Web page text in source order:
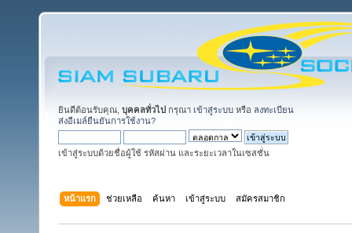
ยินดีต้อนรับคุณ, บุคคลทั่วไป กรุณา เข้าสู่ระบบ หรือ ลงทะเบียน
ส่งอีเมล์ยืนยันการใช้งาน?
เข้าสู่ระบบด้วยชื่อผู้ใช้ รหัสผ่าน และระยะเวลาในเซสชั่น
หน้าแรก ช่วยเหลือ ค้นหา เข้าสู่ระบบ สมัครสมาชิก